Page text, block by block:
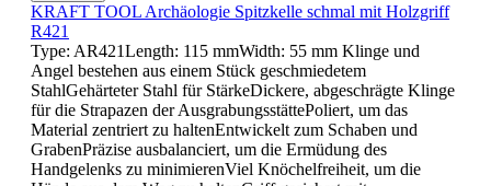
KRAFT TOOL Archäologie Spitzkelle schmal mit Holzgriff
R421
Type: AR421Length: 115 mmWidth: 55 mm Klinge und
Angel bestehen aus einem Stück geschmiedetem
StahlGehärteter Stahl für StärkeDickere, abgeschrägte Klinge
für die Strapazen der AusgrabungsstättePoliert, um das
Material zentriert zu haltenEntwickelt zum Schaben und
GrabenPräzise ausbalanciert, um die Ermüdung des
Handgelenks zu minimierenViel Knöchelfreiheit, um die